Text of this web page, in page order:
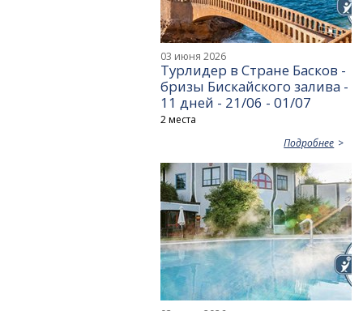
03 июня 2026
Турлидер в Стране Басков -
бризы Бискайского залива -
11 дней - 21/06 - 01/07
2 места
Подробнее